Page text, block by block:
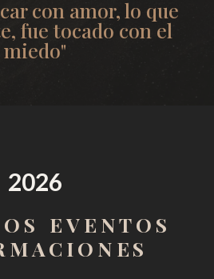
con amor, lo que
fue tocado con el
miedo"
2026
EVENTOS